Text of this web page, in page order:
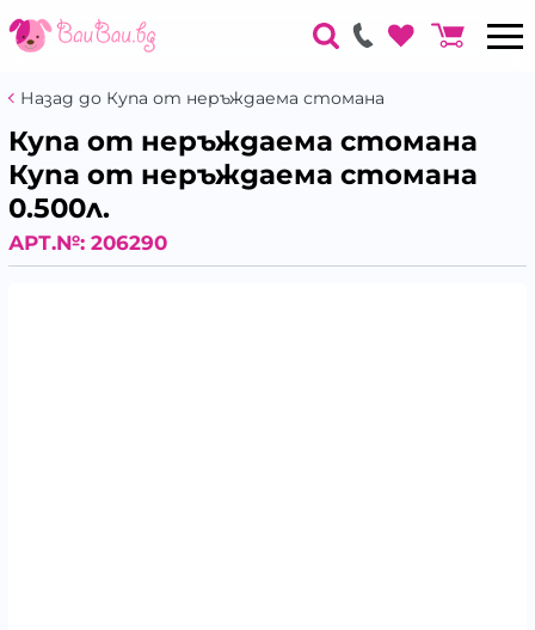
Назад до Купа от неръждаема стомана
Купа от неръждаема стомана
Купа от неръждаема стомана
0.500л.
АРТ.№: 206290